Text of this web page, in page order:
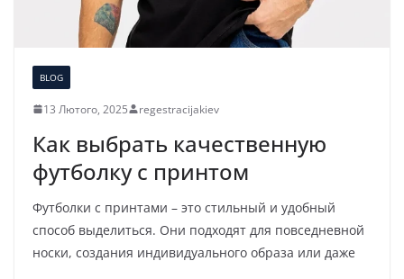
BLOG
13 Лютого, 2025 regestracijakiev
Как выбрать качественную
футболку с принтом
Футболки с принтами – это стильный и удобный
способ выделиться. Они подходят для повседневной
носки, создания индивидуального образа или даже